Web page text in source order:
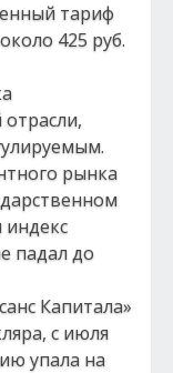
тариф
425 руб.
отрасли,
рынка
индекс
падал до
Капитала»
с июля
упала на